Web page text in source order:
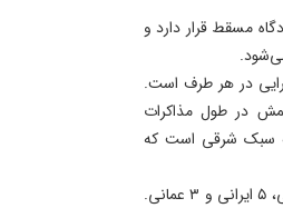
در فاصله ۱۰ کیلومتری از فرودگاه مسقط قرار دارد و
در هر طرف است.
در طول مذاکرات
سبک شرقی است که
به گفته این منبع، در مجموع ۱۳ نفر در این مذاکرات شرکت کردند: ۵ آمریکایی، ۵ ایرانی و ۳ عمانی.